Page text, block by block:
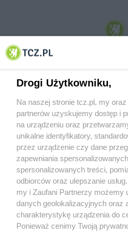
© 2001-2026 Tczew - TCZ.PL Sp. z o.o.
O FIRMIE POLITYKA
REKLAMA WSPÓŁPRACA RSS
Nasze
Aktualności
Tcz24
Drogi Użytkowniku,
Na naszej stronie tcz.pl, my
partnerów uzyskujemy dostęp i
na urządzeniu oraz
unikalne identyfikatory,
przez urządzenie czy dane
zapewniania
spersonalizowanych treści,
odbiorców oraz ulepszanie
my i Zaufani Partnerzy możemy
danych geolokalizacyjnych oraz
charakterystykę urządzenia do
Ponieważ cenimy Twoją